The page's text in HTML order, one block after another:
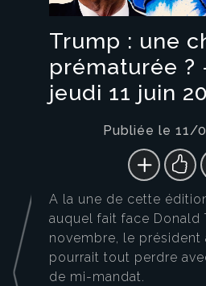
Trump : une
prématurée ?
jeudi 11 juin
Publiée le 11/
A la une de cette
auquel fait face Donald
novembre, le président
pourrait tout perdre
de mi-mandat.